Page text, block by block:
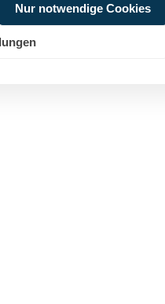
Nur notwendige Cookies